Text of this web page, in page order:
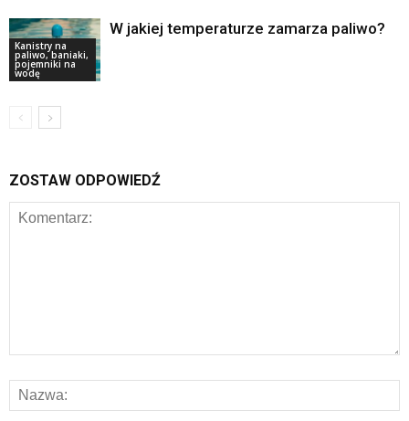
Kanistry na
paliwo, baniaki,
pojemniki na
wodę
W jakiej temperaturze zamarza paliwo?
ZOSTAW ODPOWIEDŹ